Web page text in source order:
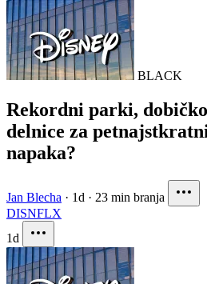
BLACK
Rekordni parki,
delnice za
napaka?
Jan Blecha · 1d · 23 min branja
DISNFLX
1d